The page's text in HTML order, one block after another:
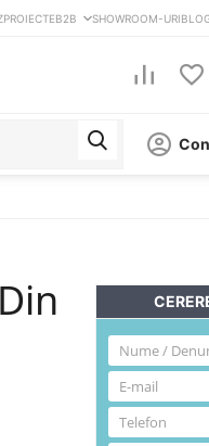
PROIECTEB2B SHOWROOM-URI